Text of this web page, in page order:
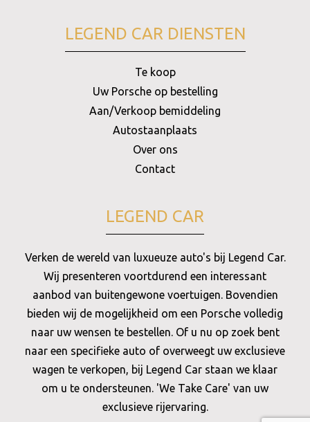
LEGEND CAR DIENSTEN
Te koop
Uw Porsche op bestelling
Aan/Verkoop bemiddeling
Autostaanplaats
Over ons
Contact
LEGEND CAR
Verken de wereld van luxueuze auto's bij Legend Car.
Wij presenteren voortdurend een interessant
aanbod van buitengewone voertuigen. Bovendien
bieden wij de mogelijkheid om een Porsche volledig
naar uw wensen te bestellen. Of u nu op zoek bent
naar een specifieke auto of overweegt uw exclusieve
wagen te verkopen, bij Legend Car staan we klaar
om u te ondersteunen. 'We Take Care' van uw
exclusieve rijervaring.